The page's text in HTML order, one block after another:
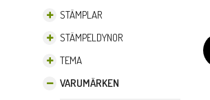
STÄMPLAR
STÄMPELDYNOR
TEMA
VARUMÄRKEN